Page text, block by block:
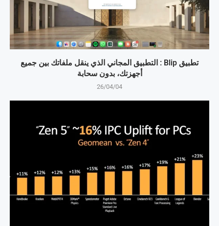
تطبيق Blip : التطبيق المجاني الذي ينقل ملفاتك بين جميع
أجهزتك، بدون سحابة
26/04/04